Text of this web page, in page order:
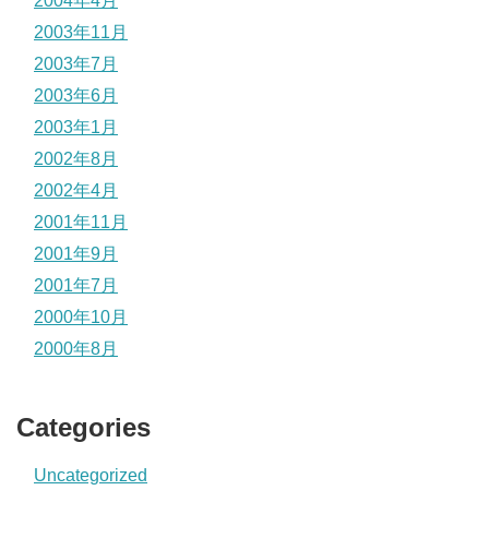
2003年11月
2003年7月
2003年6月
2003年1月
2002年8月
2002年4月
2001年11月
2001年9月
2001年7月
2000年10月
2000年8月
Categories
Uncategorized